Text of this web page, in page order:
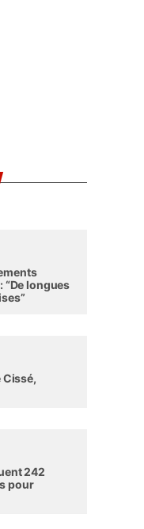
“De longues
Cissé,
242
pour